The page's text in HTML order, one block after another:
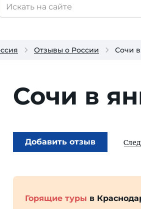
Отзывы о России Сочи
Сочи в
Добавить отзыв
Горящие туры в